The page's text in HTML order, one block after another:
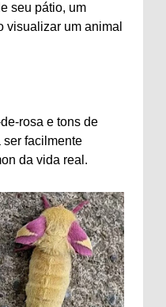
seu pátio, um
visualizar um animal
rosa e tons de
ser facilmente
da vida real.